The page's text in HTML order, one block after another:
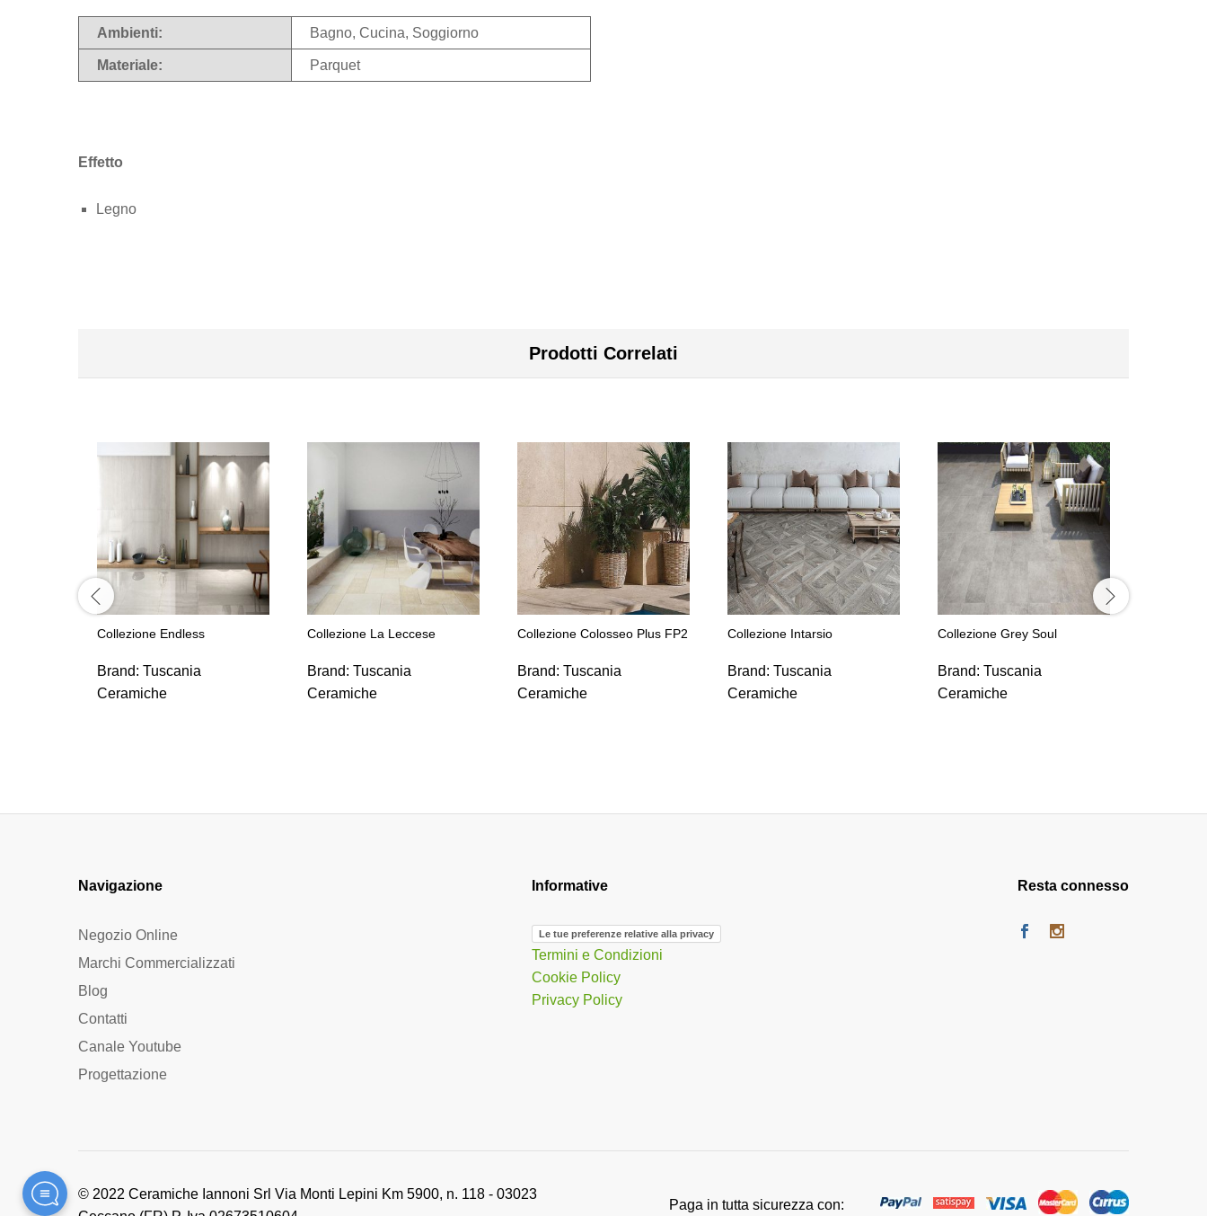
Ambienti: Bagno, Cucina, Soggiorno
Materiale: Parquet
Effetto
Legno
Prodotti Correlati
Collezione Endless
Brand: Tuscania
Ceramiche
Collezione La Leccese
Brand: Tuscania
Ceramiche
Collezione Colosseo Plus FP2
Brand: Tuscania
Ceramiche
Collezione Intarsio
Brand: Tuscania
Ceramiche
Collezione Grey Soul
Brand: Tuscania
Ceramiche
Navigazione
Negozio Online
Marchi Commercializzati
Blog
Contatti
Canale Youtube
Progettazione
Informative
Le tue preferenze relative alla privacy
Termini e Condizioni
Cookie Policy
Privacy Policy
Resta connesso
© 2022 Ceramiche Iannoni Srl Via Monti Lepini Km 5900, n. 118 - 03023
Paga in tutta sicurezza con: